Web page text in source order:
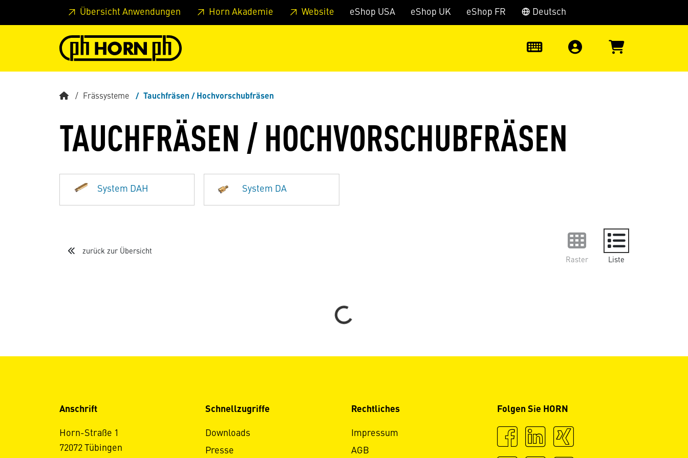
Springe zu Hauptinhalt Springe zum Header Springe zum Footer Springe zum Hauptmenu Springe zur Suche
Übersicht Anwendungen Horn Akademie Website eShop USA eShop UK eShop FR Deutsch
Frässysteme Tauchfräsen / Hochvorschubfräsen
TAUCHFRÄSEN / HOCHVORSCHUBFRÄSEN
System DAH System DA
zurück zur Übersicht
Raster
Liste
Loading...
Anschrift
Horn-Straße 1
72072 Tübingen
Schnellzugriffe
Downloads
Presse
Rechtliches
Impressum
AGB
Folgen Sie HORN